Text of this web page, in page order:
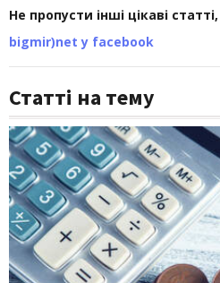
Не пропусти інші цікаві
bigmir)net у facebook
Статті на тему